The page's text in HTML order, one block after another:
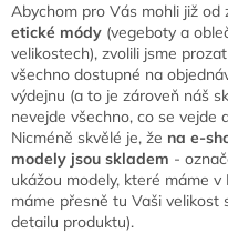
Abychom pro Vás mohli již od
etické módy (vegeboty a
velikostech), zvolili jsme
všechno dostupné na
výdejnu (a to je zároveň náš
nevejde všechno, co se vejde
Nicméně skvělé je, že na e-
modely jsou skladem -
ukážou modely, které máme
máme přesně tu Vaši
detailu produktu).